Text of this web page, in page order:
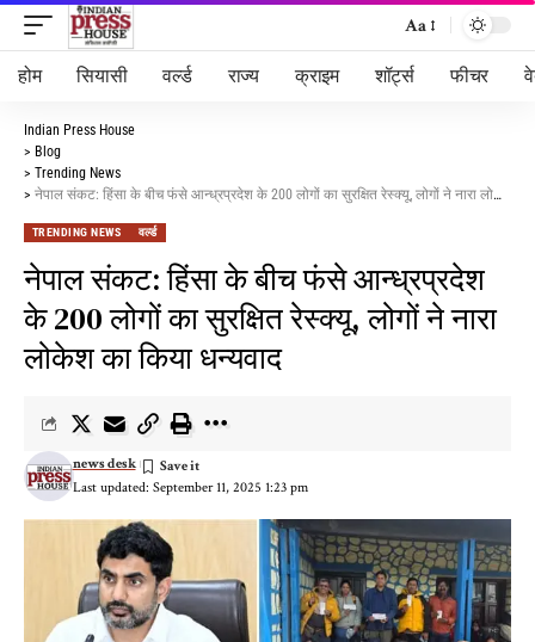
Aa
होम सियासी वर्ल्ड राज्य क्राइम शॉर्ट्स फीचर
Indian Press House
> Blog
> Trending News
> नेपाल संकट: हिंसा के बीच फंसे आन्ध्रप्रदेश के 200 लोगों का सुरक्षित रेस्क्यू, लोगों ने नारा लोकेश का किया धन्यवाद
TRENDING NEWS वर्ल्ड
नेपाल संकट: हिंसा के बीच फंसे आन्ध्रप्रदेश
के 200 लोगों का सुरक्षित रेस्क्यू, लोगों ने नारा
लोकेश का किया धन्यवाद
Last updated: September 11, 2025 1:23 pm
news desk